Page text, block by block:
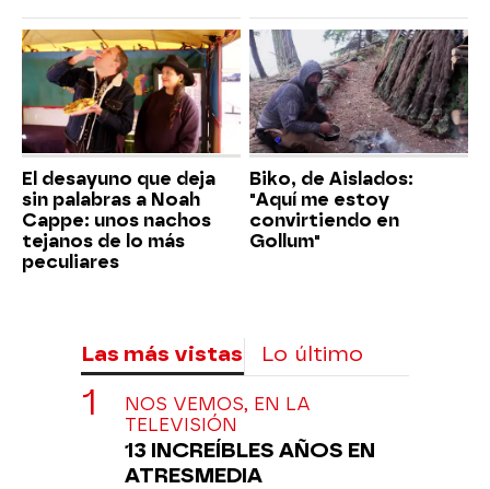
El desayuno que deja
sin palabras a Noah
Cappe: unos nachos
tejanos de lo más
peculiares
Biko, de Aislados:
"Aquí me estoy
convirtiendo en
Gollum"
Las más vistas Lo último
NOS VEMOS, EN LA
TELEVISIÓN
13 INCREÍBLES AÑOS EN
ATRESMEDIA